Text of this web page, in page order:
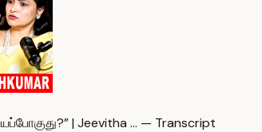
| Jeevitha … — Transcript